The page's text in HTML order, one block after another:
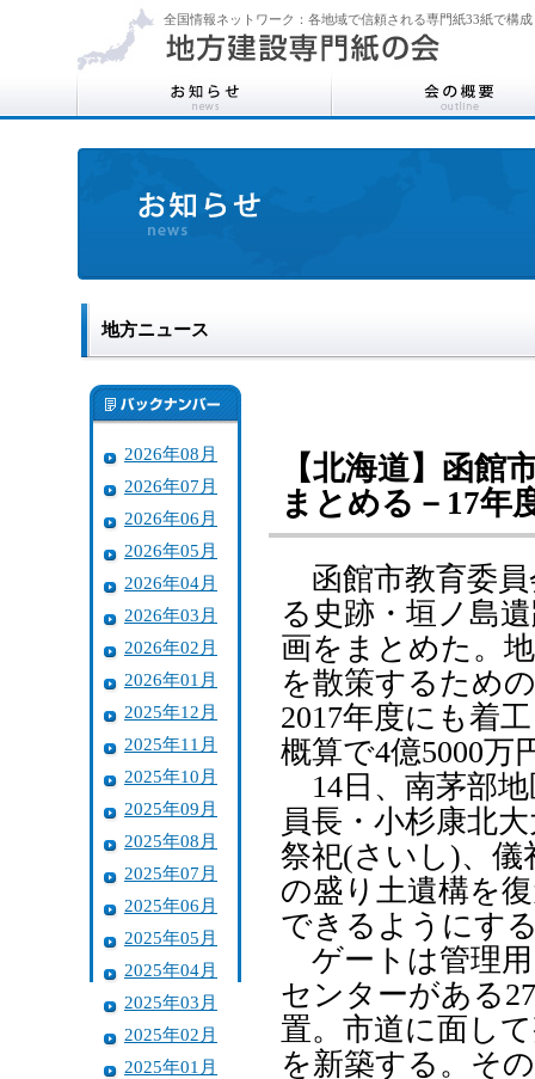
全国情報ネットワーク：各地域で信頼される専門紙33紙で構成
地方ニュース
2026年08月
2026年07月
2026年06月
2026年05月
2026年04月
2026年03月
2026年02月
2026年01月
2025年12月
2025年11月
2025年10月
2025年09月
2025年08月
2025年07月
2025年06月
2025年05月
2025年04月
2025年03月
2025年02月
2025年01月
【北海道】函館
まとめる－17
函館市教育委員
る史跡・垣ノ島
画をまとめた。
を散策するため
2017年度にも着
概算で4億5000万
14日、南茅部地
員長・小杉康北
祭祀(さいし)、
の盛り土遺構を
できるようにす
ゲートは管理用
センターがある
置。市道に面し
を新築する。そ